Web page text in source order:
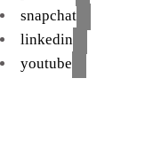
snapchat
linkedin
youtube